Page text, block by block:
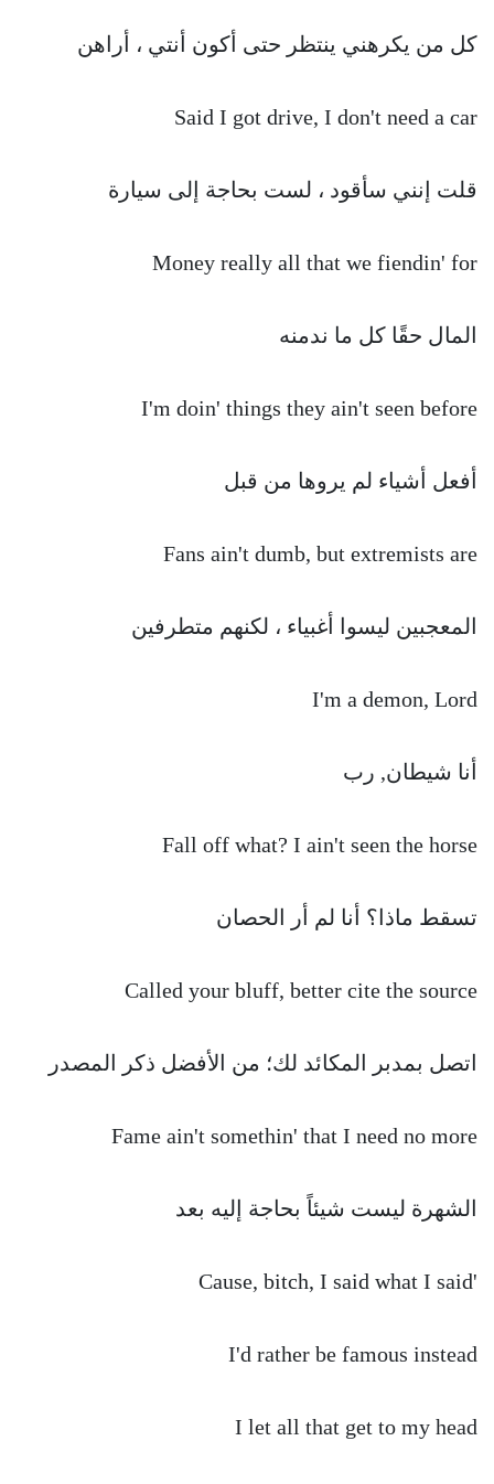
كل من يكرهني ينتظر حتى أكون أنتي ، أراهن
Said I got drive, I don't need a car
قلت إنني سأقود ، لست بحاجة إلى سيارة
Money really all that we fiendin' for
المال حقًا كل ما ندمنه
I'm doin' things they ain't seen before
أفعل أشياء لم يروها من قبل
Fans ain't dumb, but extremists are
المعجبين ليسوا أغبياء ، لكنهم متطرفين
I'm a demon, Lord
أنا شيطان, رب
Fall off what? I ain't seen the horse
تسقط ماذا؟ أنا لم أر الحصان
Called your bluff, better cite the source
اتصل بمدبر المكائد لك؛ من الأفضل ذكر المصدر
Fame ain't somethin' that I need no more
الشهرة ليست شيئاً بحاجة إليه بعد
'Cause, bitch, I said what I said
I'd rather be famous instead
I let all that get to my head